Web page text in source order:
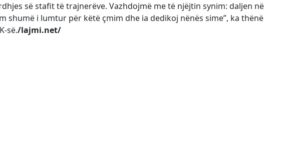
së stafit të trajnerëve. Vazhdojmë me të njëjtin synim: daljen në
shumë i lumtur për këtë çmim dhe ia dedikoj nënës sime”, ka thënë
së./lajmi.net/